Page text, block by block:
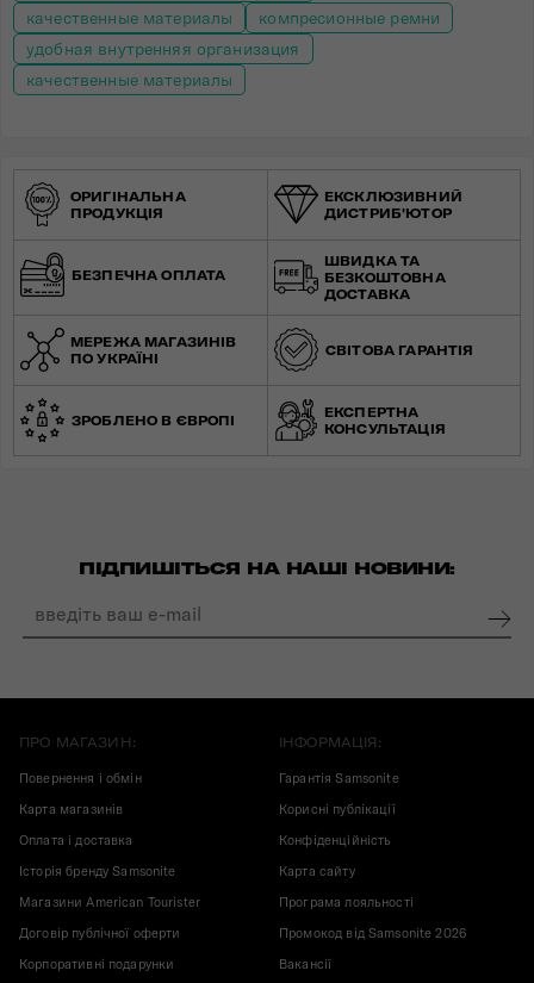
качественные материалы
компресионные ремни
удобная внутренняя организация
качественные материалы
ОРИГІНАЛЬНА
ПРОДУКЦІЯ
ЕКСКЛЮЗИВНИЙ
ДИСТРИБ'ЮТОР
БЕЗПЕЧНА ОПЛАТА
ШВИДКА ТА
БЕЗКОШТОВНА
ДОСТАВКА
МЕРЕЖА МАГАЗИНІВ
ПО УКРАЇНІ
СВІТОВА ГАРАНТІЯ
ЗРОБЛЕНО В ЄВРОПІ
ЕКСПЕРТНА
КОНСУЛЬТАЦІЯ
ПІДПИШІТЬСЯ НА НАШІ НОВИНИ:
ПРО МАГАЗИН:
Повернення і обмін
Карта магазинів
Оплата і доставка
Історія бренду Samsonite
Магазини American Tourister
Договір публічної оферти
Корпоративні подарунки
ІНФОРМАЦІЯ:
Гарантія Samsonite
Корисні публікації
Конфіденційність
Карта сайту
Програма лояльності
Промокод від Samsonite 2026
Вакансії